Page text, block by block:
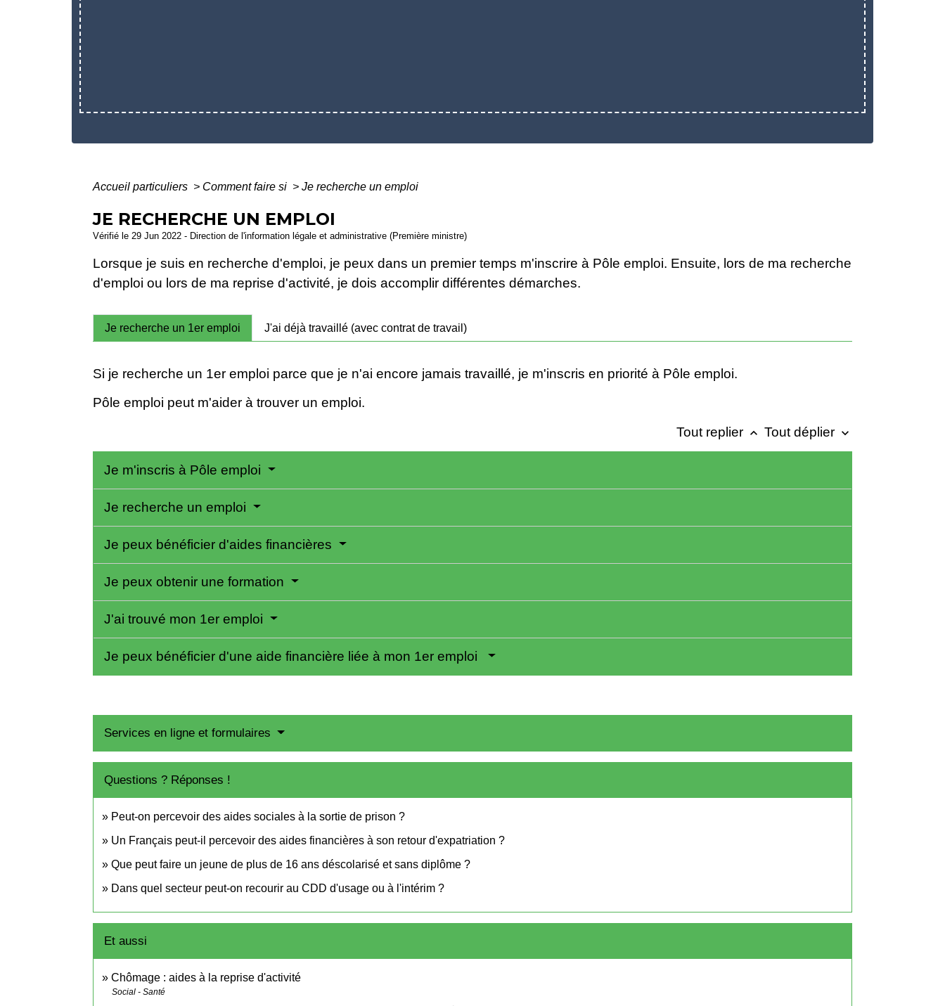
Accueil particuliers > Comment faire si > Je recherche un emploi
JE RECHERCHE UN EMPLOI
Vérifié le 29 Jun 2022 - Direction de l'information légale et administrative (Première ministre)
Lorsque je suis en recherche d'emploi, je peux dans un premier temps m'inscrire à Pôle emploi. Ensuite, lors de ma recherche
d'emploi ou lors de ma reprise d'activité, je dois accomplir différentes démarches.
Je recherche un 1er emploi J'ai déjà travaillé (avec contrat de travail)
Si je recherche un 1er emploi parce que je n'ai encore jamais travaillé, je m'inscris en priorité à Pôle emploi.
Pôle emploi peut m'aider à trouver un emploi.
Tout replier keyboard_arrow_up Tout déplier keyboard_arrow_down
Je m'inscris à Pôle emploi
Je recherche un emploi
Je peux bénéficier d'aides financières
Je peux obtenir une formation
J'ai trouvé mon 1er emploi
Je peux bénéficier d'une aide financière liée à mon 1er emploi
Services en ligne et formulaires
Questions ? Réponses !
Peut-on percevoir des aides sociales à la sortie de prison ?
Un Français peut-il percevoir des aides financières à son retour d'expatriation ?
Que peut faire un jeune de plus de 16 ans déscolarisé et sans diplôme ?
Dans quel secteur peut-on recourir au CDD d'usage ou à l'intérim ?
Et aussi
Chômage : aides à la reprise d'activité
Social - Santé